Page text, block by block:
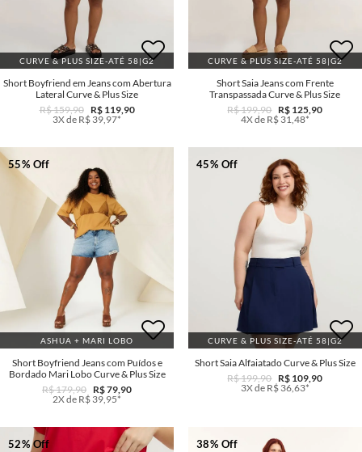
CURVE & PLUS SIZE-ATÉ 58|G2
Short Boyfriend em Jeans com Abertura
Lateral Curve & Plus Size
R$ 159,90
R$ 119,90
3X de R$ 39,97*
CURVE & PLUS SIZE-ATÉ 58|G2
Short Saia Jeans com Frente
Transpassada Curve & Plus Size
R$ 199,90 R$ 125,90
4X de R$ 31,48*
ASHUA + MARI LOBO
55% Off
Short Boyfriend Jeans com Puídos e
Bordado Mari Lobo Curve & Plus Size
R$ 179,90 R$ 79,90
2X de R$ 39,95*
CURVE & PLUS SIZE-ATÉ 58|G2
45% Off
Short Saia Alfaiatado Curve & Plus Size
R$ 199,90 R$ 109,90
3X de R$ 36,63*
52% Off 38% Off